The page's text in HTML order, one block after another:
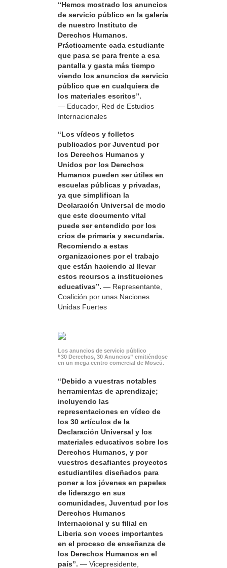
“Hemos mostrado los anuncios
de servicio público en la galería
de nuestro Instituto de
Derechos Humanos.
Prácticamente cada estudiante
que pasa se para frente a esa
pantalla y gasta más tiempo
viendo los anuncios de servicio
público que en cualquiera de
los materiales escritos”.
— Educador, Red de Estudios
Internacionales
“Los vídeos y folletos
publicados por Juventud por
los Derechos Humanos y
Unidos por los Derechos
Humanos pueden ser útiles en
escuelas públicas y privadas,
ya que simplifican la
Declaración Universal de modo
que este documento vital
puede ser entendido por los
críos de primaria y secundaria.
Recomiendo a estas
organizaciones por el trabajo
que están haciendo al llevar
estos recursos a instituciones
educativas”. — Representante,
Coalición por unas Naciones
Unidas Fuertes
Los anuncios de servicio público
“30 Derechos, 30 Anuncios” emitiéndose
en un mega centro comercial de Moscú.
“Debido a vuestras notables
herramientas de aprendizaje;
incluyendo las
representaciones en vídeo de
los 30 artículos de la
Declaración Universal y los
materiales educativos sobre los
Derechos Humanos, y por
vuestros desafiantes proyectos
estudiantiles diseñados para
poner a los jóvenes en papeles
de liderazgo en sus
comunidades, Juventud por los
Derechos Humanos
Internacional y su filial en
Liberia son voces importantes
en el proceso de enseñanza de
los Derechos Humanos en el
país”. — Vicepresidente,